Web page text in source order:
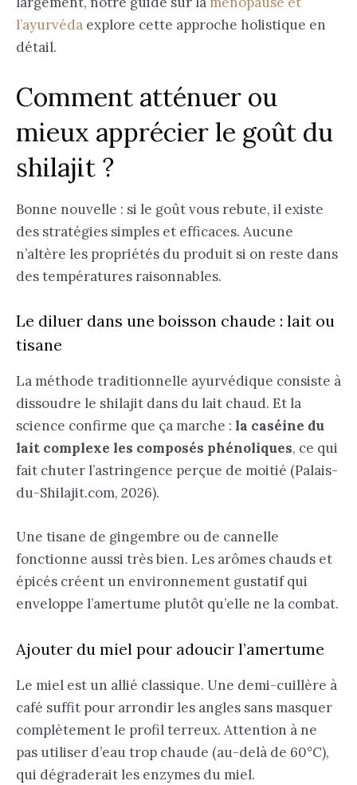
l’ayurvéda explore cette approche holistique en
détail.
Comment atténuer ou
mieux apprécier le goût du
shilajit ?
Bonne nouvelle : si le goût vous rebute, il existe
des stratégies simples et efficaces. Aucune
n’altère les propriétés du produit si on reste dans
des températures raisonnables.
Le diluer dans une boisson chaude : lait ou
tisane
La méthode traditionnelle ayurvédique consiste à
dissoudre le shilajit dans du lait chaud. Et la
science confirme que ça marche : la caséine du
lait complexe les composés phénoliques, ce qui
fait chuter l’astringence perçue de moitié (Palais-
du-Shilajit.com, 2026).
Une tisane de gingembre ou de cannelle
fonctionne aussi très bien. Les arômes chauds et
épicés créent un environnement gustatif qui
enveloppe l’amertume plutôt qu’elle ne la combat.
Ajouter du miel pour adoucir l’amertume
Le miel est un allié classique. Une demi-cuillère à
café suffit pour arrondir les angles sans masquer
complètement le profil terreux. Attention à ne
pas utiliser d’eau trop chaude (au-delà de 60°C),
qui dégraderait les enzymes du miel.